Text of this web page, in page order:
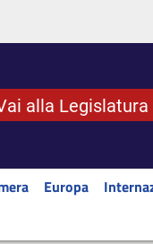
alla Legislatura
Europa